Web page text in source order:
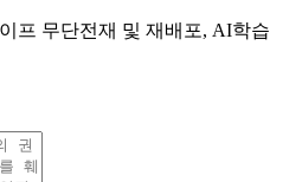
프 무단전재 및 재배포, AI학습